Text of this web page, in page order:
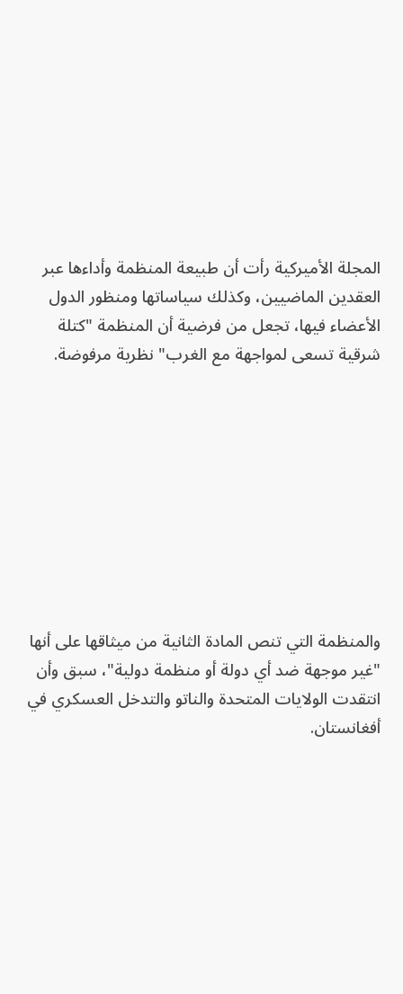
المجلة الأميركية رأت أن طبيعة المنظمة وأداءها عبر
العقدين الماضيين، وكذلك سياساتها ومنظور الدول
الأعضاء فيها، تجعل من فرضية أن المنظمة "كتلة
شرقية تسعى لمواجهة مع الغرب" نظرية مرفوضة.
والمنظمة التي تنص المادة الثانية من ميثاقها على أنها
"غير موجهة ضد أي دولة أو منظمة دولية"، سبق وأن
انتقدت الولايات المتحدة والناتو والتدخل العسكري في
أفغانستان.